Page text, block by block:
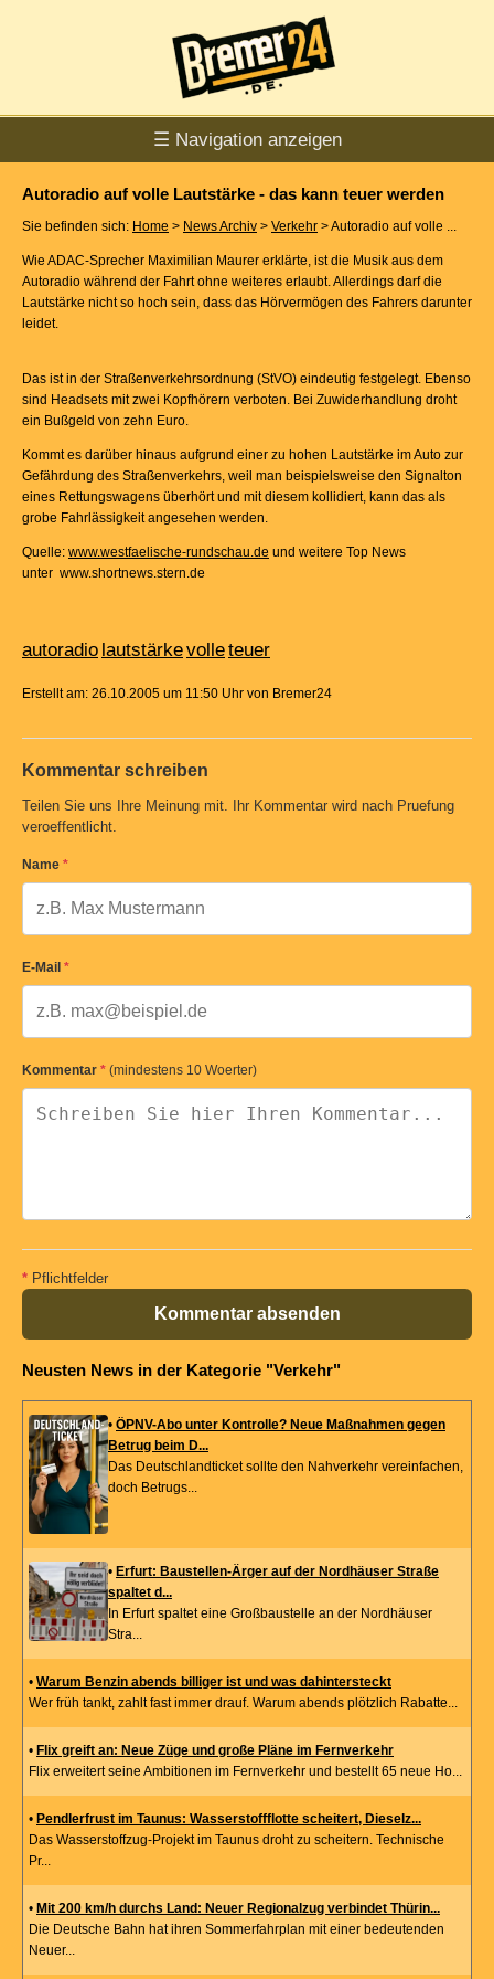
☰ Navigation anzeigen
Autoradio auf volle Lautstärke - das kann teuer werden
Sie befinden sich: Home > News Archiv > Verkehr > Autoradio auf volle ...
Wie ADAC-Sprecher Maximilian Maurer erklärte, ist die Musik aus dem
Autoradio während der Fahrt ohne weiteres erlaubt. Allerdings darf die
Lautstärke nicht so hoch sein, dass das Hörvermögen des Fahrers darunter
leidet.
Das ist in der Straßenverkehrsordnung (StVO) eindeutig festgelegt. Ebenso
sind Headsets mit zwei Kopfhörern verboten. Bei Zuwiderhandlung droht
ein Bußgeld von zehn Euro.
Kommt es darüber hinaus aufgrund einer zu hohen Lautstärke im Auto zur
Gefährdung des Straßenverkehrs, weil man beispielsweise den Signalton
eines Rettungswagens überhört und mit diesem kollidiert, kann das als
grobe Fahrlässigkeit angesehen werden.
Quelle: www.westfaelische-rundschau.de und weitere Top News
unter www.shortnews.stern.de
autoradio lautstärkevolleteuer
Erstellt am: 26.10.2005 um 11:50 Uhr von Bremer24
Kommentar schreiben
Teilen Sie uns Ihre Meinung mit. Ihr Kommentar wird nach Pruefung
veroeffentlicht.
Name *
E-Mail *
Kommentar * (mindestens 10 Woerter)
* Pflichtfelder
Kommentar absenden
Neusten News in der Kategorie "Verkehr"
• ÖPNV-Abo unter Kontrolle? Neue Maßnahmen gegen
Betrug beim D...
Das Deutschlandticket sollte den Nahverkehr vereinfachen,
doch Betrugs...
• Erfurt: Baustellen-Ärger auf der Nordhäuser Straße
spaltet d...
In Erfurt spaltet eine Großbaustelle an der Nordhäuser
Stra...
• Warum Benzin abends billiger ist und was dahintersteckt
Wer früh tankt, zahlt fast immer drauf. Warum abends plötzlich Rabatte...
• Flix greift an: Neue Züge und große Pläne im Fernverkehr
Flix erweitert seine Ambitionen im Fernverkehr und bestellt 65 neue Ho...
• Pendlerfrust im Taunus: Wasserstoffflotte scheitert, Dieselz...
Das Wasserstoffzug-Projekt im Taunus droht zu scheitern. Technische
Pr...
• Mit 200 km/h durchs Land: Neuer Regionalzug verbindet Thürin...
Die Deutsche Bahn hat ihren Sommerfahrplan mit einer bedeutenden
Neuer...